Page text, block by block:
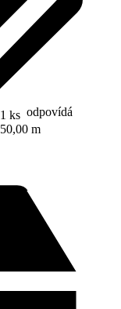
1 ks odpovídá
50,00 m